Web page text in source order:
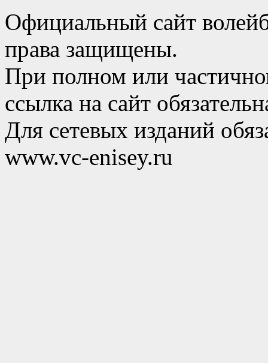
Официальный сайт
права защищены.
При полном или
ссылка на сайт
Для сетевых изданий
www.vc-enisey.ru